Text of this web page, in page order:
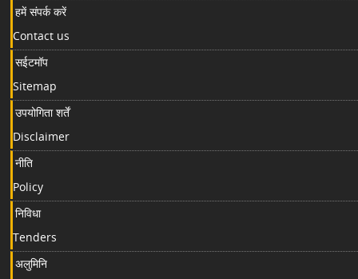
हमें संपर्क करें
Contact us
सईटमॉप
Sitemap
उपयोगिता शर्तें
Disclaimer
नीति
Policy
निविधा
Tenders
अलुमिनि